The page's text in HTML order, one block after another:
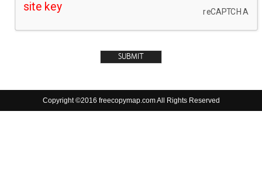
Copyright ©2016 freecopymap.com All Rights Reserved